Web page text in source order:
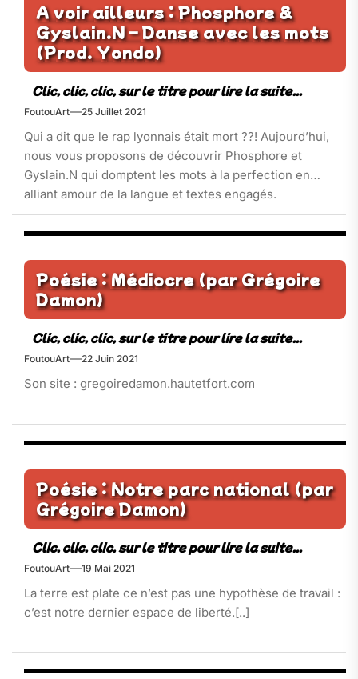
A voir ailleurs : Phosphore &
Gyslain.N – Danse avec les mots
(Prod. Yondo)
FoutouArt 25 Juillet 2021
Qui a dit que le rap lyonnais était mort ??! Aujourd’hui,
nous vous proposons de découvrir Phosphore et
Gyslain.N qui domptent les mots à la perfection en
alliant amour de la langue et textes engagés.
Poésie : Médiocre (par Grégoire
Damon)
FoutouArt 22 Juin 2021
Son site : gregoiredamon.hautetfort.com
Poésie : Notre parc national (par
Grégoire Damon)
FoutouArt 19 Mai 2021
La terre est plate ce n’est pas une hypothèse de travail :
c’est notre dernier espace de liberté.[..]